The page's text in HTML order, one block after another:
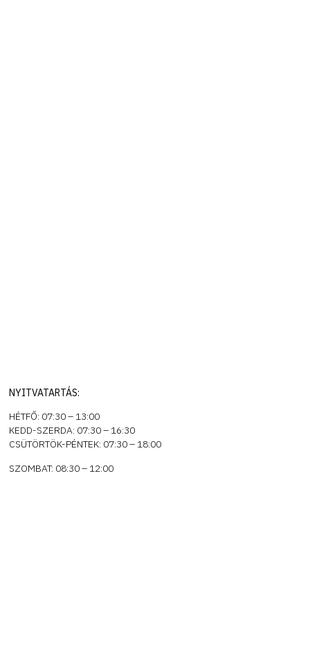
NYITVATARTÁS:
HÉTFŐ: 07:30 – 13:00
KEDD-SZERDA: 07:30 – 16:30
CSÜTÖRTÖK-PÉNTEK: 07:30 – 18:00
SZOMBAT: 08:30 – 12:00